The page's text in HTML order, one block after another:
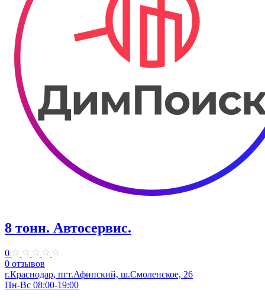
8 тонн. Автосервис.
0
0 отзывов
г.Краснодар, пгт.Афипский, ш.Смоленское, 26
Пн-Вс 08:00-19:00